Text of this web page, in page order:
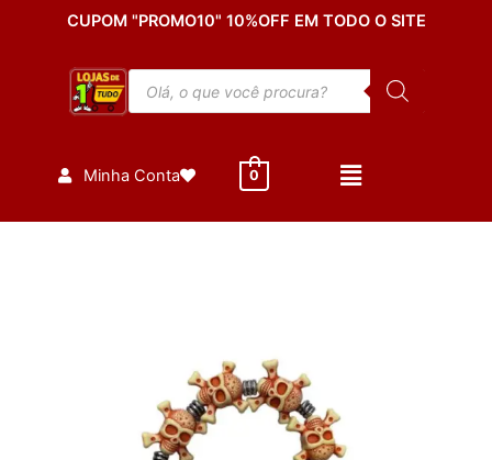
CUPOM "PROMO10" 10%OFF EM TODO O SITE
Pesquisar
produtos
Minha Conta 0